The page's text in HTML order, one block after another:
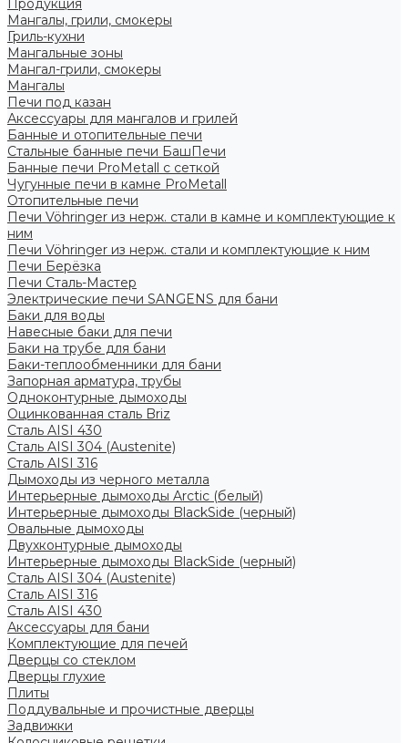
Продукция
Мангалы, грили, смокеры
Гриль-кухни
Мангальные зоны
Мангал-грили, смокеры
Мангалы
Печи под казан
Аксессуары для мангалов и грилей
Банные и отопительные печи
Стальные банные печи БашПечи
Банные печи ProMetall с сеткой
Чугунные печи в камне ProMetall
Отопительные печи
Печи Vöhringer из нерж. стали в камне и комплектующие к
ним
Печи Vöhringer из нерж. стали и комплектующие к ним
Печи Берёзка
Печи Сталь-Мастер
Электрические печи SANGENS для бани
Баки для воды
Навесные баки для печи
Баки на трубе для бани
Баки-теплообменники для бани
Запорная арматура, трубы
Одноконтурные дымоходы
Оцинкованная сталь Briz
Сталь AISI 430
Сталь AISI 304 (Austenite)
Сталь AISI 316
Дымоходы из черного металла
Интерьерные дымоходы Arctic (белый)
Интерьерные дымоходы BlackSide (черный)
Овальные дымоходы
Двухконтурные дымоходы
Интерьерные дымоходы BlackSide (черный)
Сталь AISI 304 (Austenite)
Сталь AISI 316
Сталь AISI 430
Аксессуары для бани
Комплектующие для печей
Дверцы со стеклом
Дверцы глухие
Плиты
Поддувальные и прочистные дверцы
Задвижки